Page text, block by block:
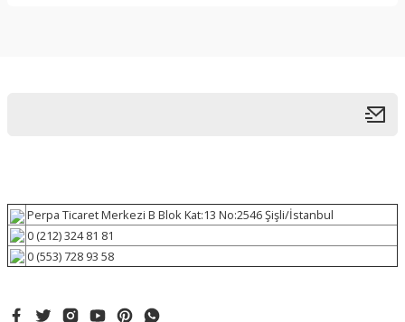
Perpa Ticaret Merkezi B Blok Kat:13 No:2546 Şişli/İstanbul
0 (212) 324 81 81
0 (553) 728 93 58